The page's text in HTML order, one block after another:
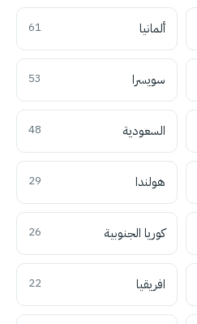
ألمانيا 61
سويسرا 53
السعودية 48
هولندا 29
كوريا الجنوبية 26
افريقيا 22